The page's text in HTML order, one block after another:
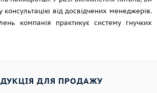
консультацію від досвідчених менеджерів.
компанія практикує систему гнучких
ДЛЯ ПРОДАЖУ